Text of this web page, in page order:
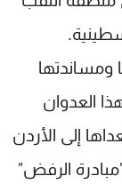
ومساندتها
العدوان
إلى الأردن
الرفض"